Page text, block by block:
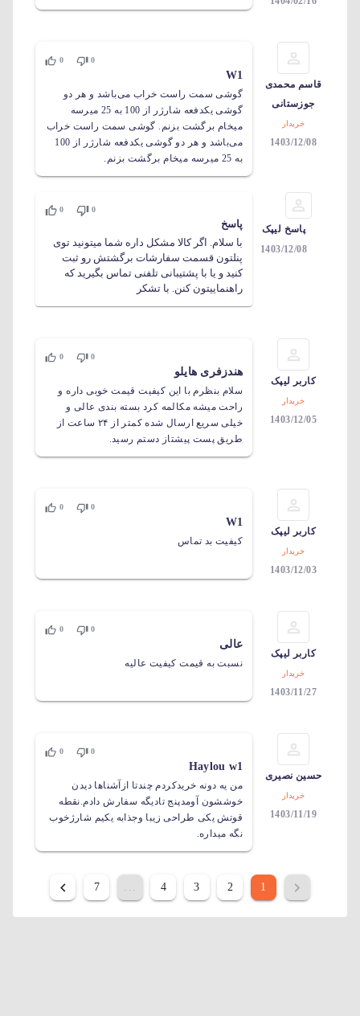
قاسم محمدی
جوزستانی
خریدار
1403/12/08
0
0
W1
گوشی سمت راست خراب می‌باشد و هر دو
گوشی یکدفعه شارژر از 100 به 25 میرسه
میخام برگشت بزنم. گوشی سمت راست خراب
می‌باشد و هر دو گوشی یکدفعه شارژر از 100
به 25 میرسه میخام برگشت بزنم.
پاسخ لیپک
1403/12/08
0
0
پاسخ
با سلام. اگر کالا مشکل داره شما میتونید توی
پنلتون قسمت سفارشات برگشتش رو ثبت
کنید و یا با پشتیبانی تلفنی تماس بگیرید که
راهنماییتون کنن. با تشکر
کاربر لیپک
خریدار
1403/12/05
0
0
هندزفری هایلو
سلام بنظرم با این کیفیت قیمت خوبی داره و
راحت میشه مکالمه کرد بسته بندی عالی و
خیلی سریع ارسال شده کمتر از ۲۴ ساعت از
طریق پست پیشتاز دستم رسید.
کاربر لیپک
خریدار
1403/12/03
0
0
W1
کیفیت بد تماس
کاربر لیپک
خریدار
1403/11/27
0
0
عالی
نسبت به قیمت کیفیت عالیه
حسین نصیری
خریدار
1403/11/19
0
0
Haylou w1
من یه دونه خریدکردم چندتا ازآشناها دیدن
خوششون آومدپنج تادیگه سفارش دادم.نقطه
قوتش یکی طراحی زیبا وجذابه یکیم شارژخوب
نگه میداره.
1
2
3
4
...
7